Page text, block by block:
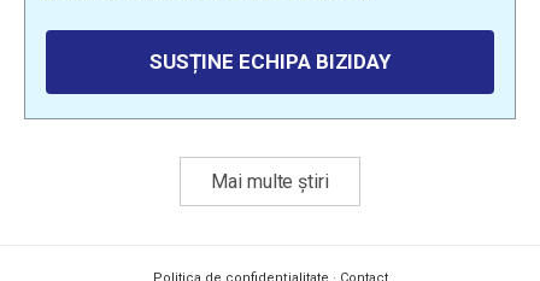
SUSȚINE ECHIPA BIZIDAY
Mai multe știri